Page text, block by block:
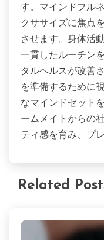
す。マインドフル
クササイズに焦点
させます。身体活
一貫したルーチン
タルヘルスが改善
を準備するために
なマインドセット
ームメイトからの
ティ感を育み、プ
Related